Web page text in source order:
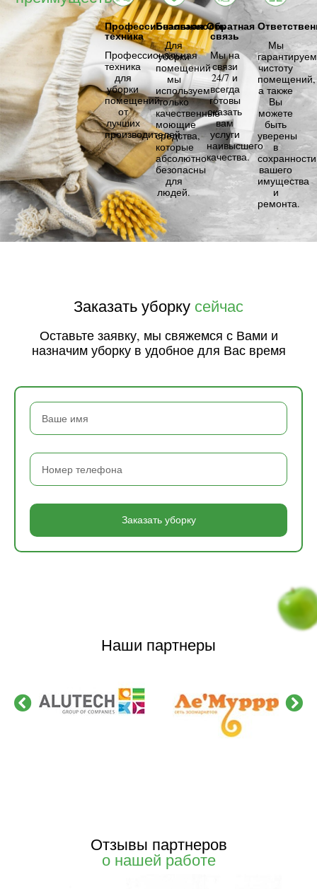
Профессиональная
техника
Профессиональная
техника
для
уборки
помещений
от
лучших
производителей.
Безопасность
Для
уборки
помещений
мы
используем
только
качественные
моющие
средства,
которые
абсолютно
безопасны
для
людей.
Обратная
связь
Мы на
связи
24/7 и
всегда
готовы
оказать
вам
услуги
наивысшего
качества.
Мы
гарантируем
чистоту
помещений,
а также
Вы
можете
быть
уверены
в
сохранности
вашего
имущества
и
ремонта.
Заказать уборку сейчас
Оставьте заявку, мы свяжемся с Вами и
назначим уборку в удобное для Вас время
Заказать уборку
Наши партнеры
Отзывы партнеров
о нашей работе